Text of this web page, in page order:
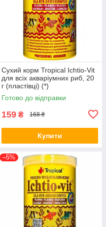
Сухий корм Tropical Ichtio-Vit
для всіх акваріумних риб, 20
г (пластівці) (*)
Готово до відправки
159 ₴ 168 ₴
Купити
–5%